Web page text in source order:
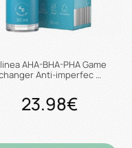
AHA-BHA-PHA Game
Anti-imperfec …
23.98€